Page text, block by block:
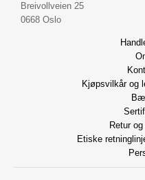
Breivollveien 25
0668 Oslo
Kjøpsvilkår og
Retur
Etiske